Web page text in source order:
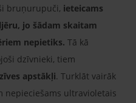
bruņurupuči, ieteicams
jo šādam skaitam
nepietiks. Tā kā
dzīvnieki, tiem
apstākļi. Turklāt vairāk
nepieciešams ultravioletais